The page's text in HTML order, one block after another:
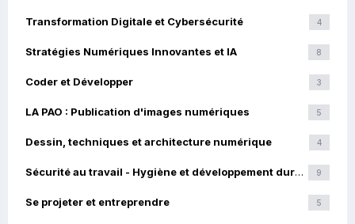
4
Transformation Digitale et Cybersécurité
8
Stratégies Numériques Innovantes et IA
3
Coder et Développer
5
LA PAO : Publication d'images numériques
4
Dessin, techniques et architecture numérique
9
Sécurité au travail - Hygiène et développement durable
5
Se projeter et entreprendre